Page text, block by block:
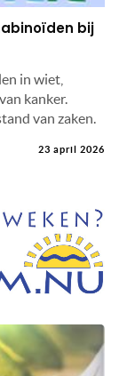
bij
in wiet,
kanker.
van zaken.
23 april 2026